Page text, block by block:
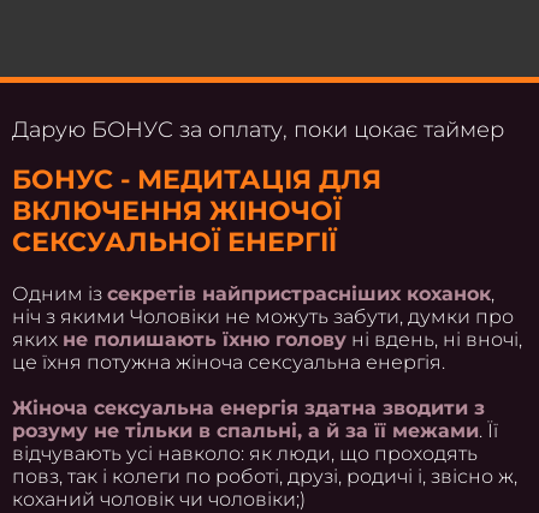
Дарую БОНУС за оплату, поки цокає таймер
БОНУС - МЕДИТАЦІЯ ДЛЯ
ВКЛЮЧЕННЯ ЖІНОЧОЇ
СЕКСУАЛЬНОЇ ЕНЕРГІЇ
Одним із секретів найпристрасніших коханок,
ніч з якими Чоловіки не можуть забути, думки про
яких не полишають їхню голову ні вдень, ні вночі,
це їхня потужна жіноча сексуальна енергія.
Жіноча сексуальна енергія здатна зводити з
розуму не тільки в спальні, а й за її межами. Її
відчувають усі навколо: як люди, що проходять
повз, так і колеги по роботі, друзі, родичі і, звісно ж,
коханий чоловік чи чоловіки;)